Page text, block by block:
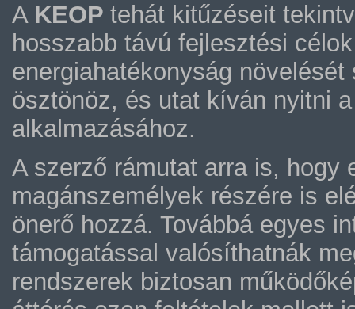
A KEOP tehát kitűzéseit
hosszabb távú fejlesztési
energiahatékonyság
ösztönöz, és utat kíván nyitni
alkalmazásához.
A szerző rámutat arra is,
magánszemélyek részére is
önerő hozzá. Továbbá egyes
támogatással valósíthatnák
rendszerek biztosan